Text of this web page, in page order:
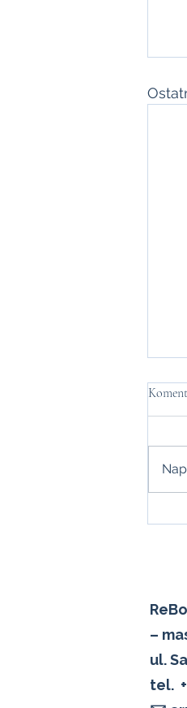
Za
–
ul.
tel.